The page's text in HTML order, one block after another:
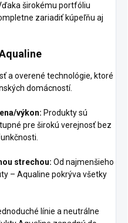
širokému portfóliu
zariadiť kúpeľňu aj
a overené technológie, ktoré
domácností.
výkon: Produkty sú
pre širokú verejnosť bez
strechou: Od najmenšieho
– Aqualine pokrýva všetky
línie a neutrálne